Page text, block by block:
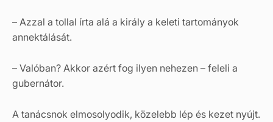
– Azzal a tollal írta alá a király a keleti tartományok
annektálását.
– Valóban? Akkor azért fog ilyen nehezen – feleli a
gubernátor.
A tanácsnok elmosolyodik, közelebb lép és kezet nyújt.